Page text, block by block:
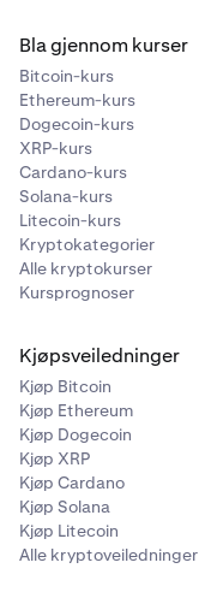
Bla gjennom kurser
Bitcoin-kurs
Ethereum-kurs
Dogecoin-kurs
XRP-kurs
Cardano-kurs
Solana-kurs
Litecoin-kurs
Kryptokategorier
Alle kryptokurser
Kursprognoser
Kjøpsveiledninger
Kjøp Bitcoin
Kjøp Ethereum
Kjøp Dogecoin
Kjøp XRP
Kjøp Cardano
Kjøp Solana
Kjøp Litecoin
Alle kryptoveiledninger